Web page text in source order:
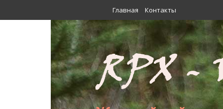
Главная Контакты